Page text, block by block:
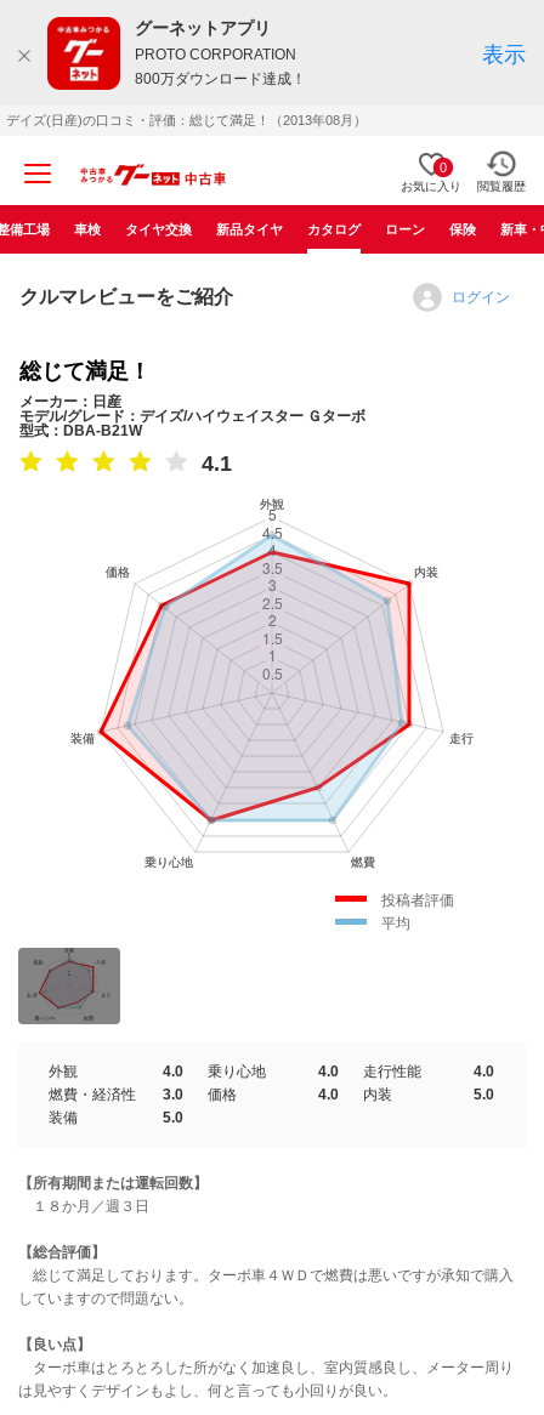
グーネットアプリ
PROTO CORPORATION
800万ダウンロード達成！
表示
デイズ(日産)の口コミ・評価：総じて満足！（2013年08月）
0
お気に入り 閲覧履歴
備工場 車検 タイヤ交換 新品タイヤ カタログ ローン 保険 新車・
クルマレビューをご紹介 ログイン
総じて満足！
メーカー：日産
モデル/グレード：デイズ/ハイウェイスター Ｇターボ
型式：DBA-B21W
4.1
投稿者評価
平均
外観 4.0 乗り心地 4.0 走行性能
4.0
燃費・経済性
3.0 価格 4.0 内装
5.0
装備
5.0
【所有期間または運転回数】
１８か月／週３日
【総合評価】
総じて満足しております。ターボ車４ＷＤで燃費は悪いですが承知で購入
していますので問題ない。
【良い点】
ターボ車はとろとろした所がなく加速良し、室内質感良し、メーター周り
は見やすくデザインもよし、何と言っても小回りが良い。